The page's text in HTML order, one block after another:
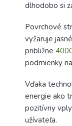
dlhodobo si
Povrchové
vyžaruje
približne
podmienky
Vďaka
energie ako
pozitívny
užívateľa.